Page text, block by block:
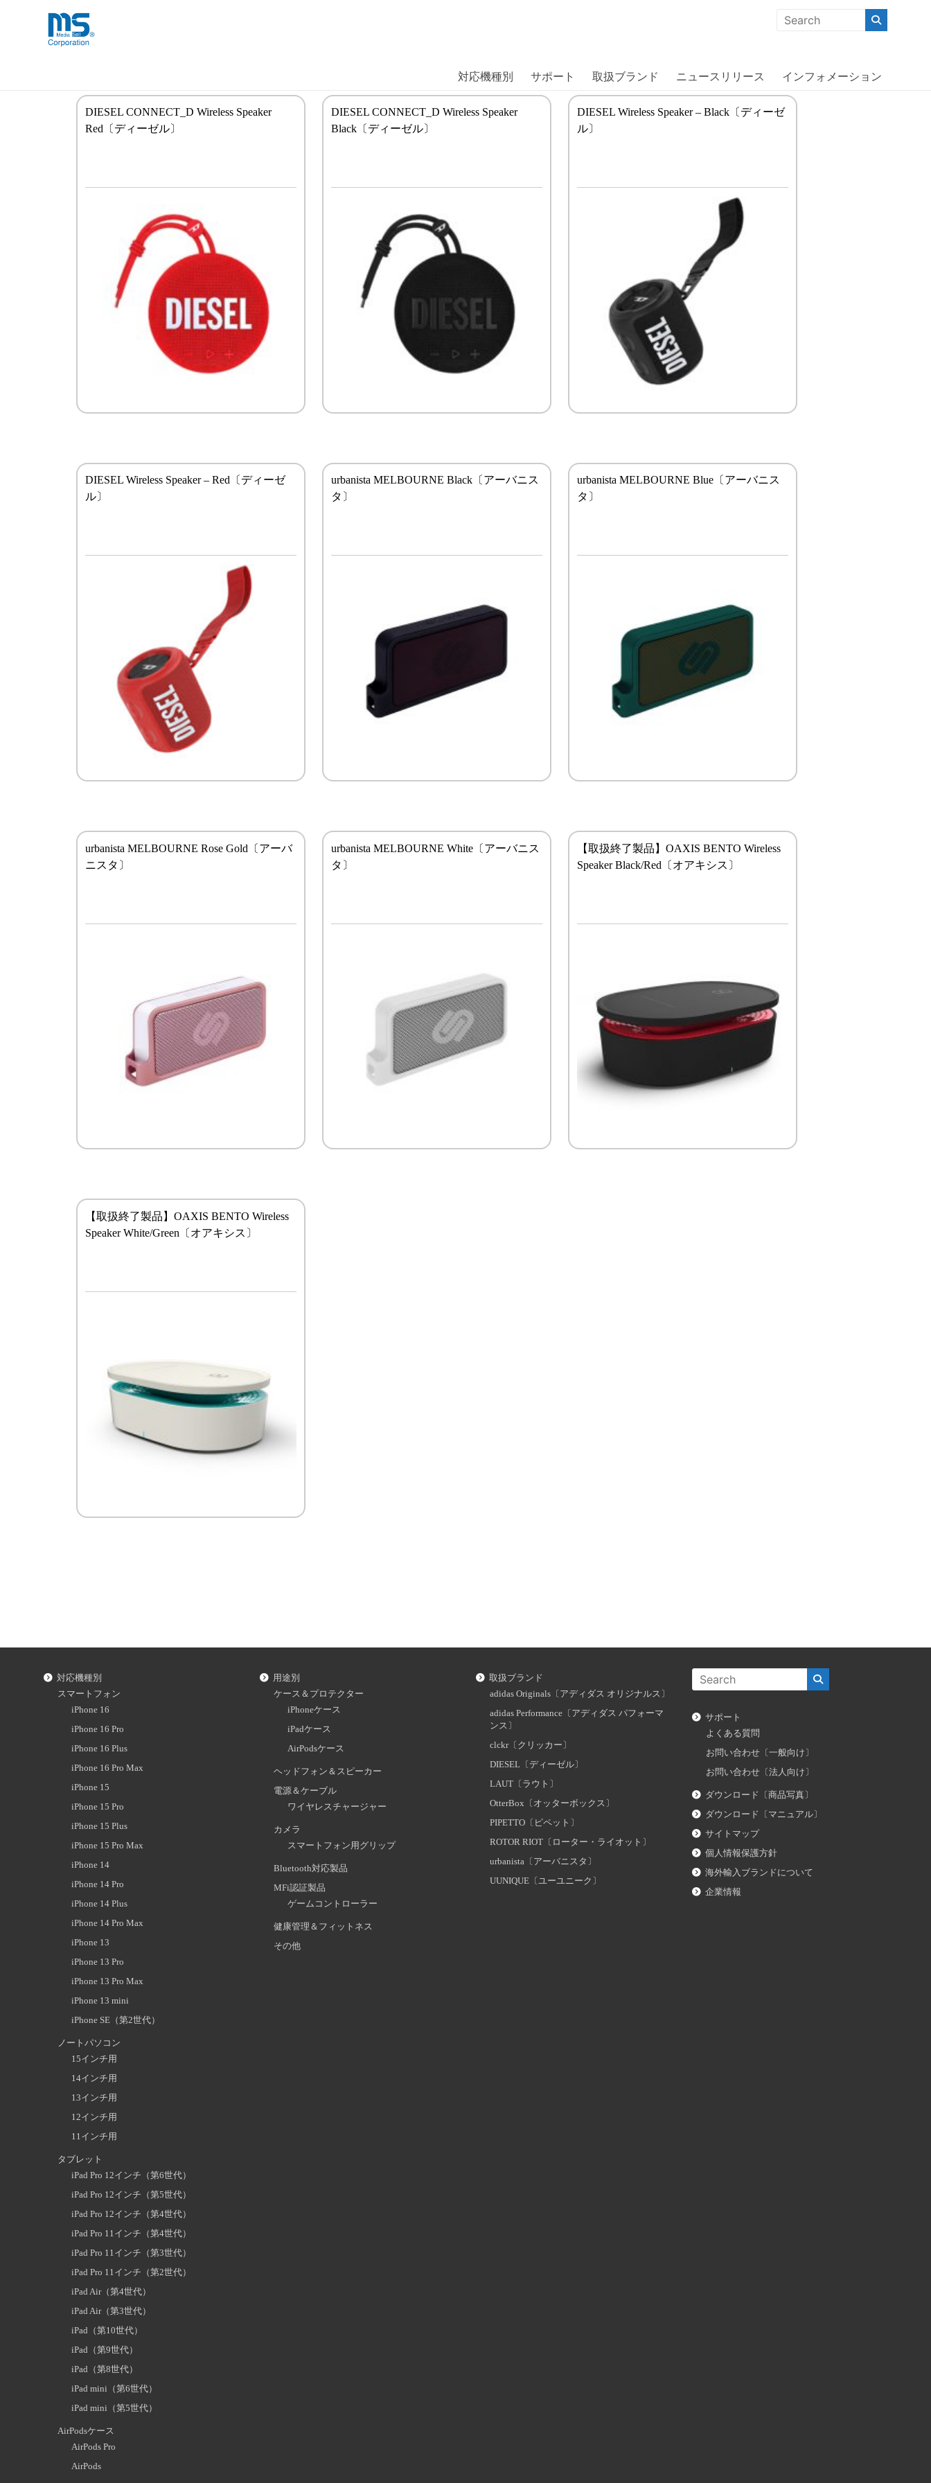
海外事業部が取り揃えている海外輸入商品には、日本では珍しい「海外ブランド」をはじめ「ユニークな商品」「機能的な商品」「コストパフォーマンスの高い商
対応機種別 サポート 取扱ブランド ニュースリリース インフォメーション
DIESEL CONNECT_D Wireless Speaker
Red〔ディーゼル〕
DIESEL CONNECT_D Wireless Speaker
Black〔ディーゼル〕
DIESEL Wireless Speaker – Black〔ディーゼ
ル〕
DIESEL Wireless Speaker – Red〔ディーゼ
ル〕
urbanista MELBOURNE Black〔アーバニス
タ〕
urbanista MELBOURNE Blue〔アーバニス
タ〕
urbanista MELBOURNE Rose Gold〔アーバ
ニスタ〕
urbanista MELBOURNE White〔アーバニス
タ〕
【取扱終了製品】OAXIS BENTO Wireless
Speaker Black/Red〔オアキシス〕
【取扱終了製品】OAXIS BENTO Wireless
Speaker White/Green〔オアキシス〕
対応機種別
スマートフォン
iPhone 16
iPhone 16 Pro
iPhone 16 Plus
iPhone 16 Pro Max
iPhone 15
iPhone 15 Pro
iPhone 15 Plus
iPhone 15 Pro Max
iPhone 14
iPhone 14 Pro
iPhone 14 Plus
iPhone 14 Pro Max
iPhone 13
iPhone 13 Pro
iPhone 13 Pro Max
iPhone 13 mini
iPhone SE（第2世代）
ノートパソコン
15インチ用
14インチ用
13インチ用
12インチ用
11インチ用
タブレット
iPad Pro 12インチ（第6世代）
iPad Pro 12インチ（第5世代）
iPad Pro 12インチ（第4世代）
iPad Pro 11インチ（第4世代）
iPad Pro 11インチ（第3世代）
iPad Pro 11インチ（第2世代）
iPad Air（第4世代）
iPad Air（第3世代）
iPad（第10世代）
iPad（第9世代）
iPad（第8世代）
iPad mini（第6世代）
iPad mini（第5世代）
AirPodsケース
AirPods Pro
AirPods
用途別
ケース＆プロテクター
iPhoneケース
iPadケース
AirPodsケース
ヘッドフォン＆スピーカー
電源＆ケーブル
ワイヤレスチャージャー
カメラ
スマートフォン用グリップ
Bluetooth対応製品
MFi認証製品
ゲームコントローラー
健康管理＆フィットネス
その他
取扱ブランド
adidas Originals〔アディダス オリジナルス〕
adidas Performance〔アディダス パフォーマ
ンス〕
clckr〔クリッカー〕
DIESEL〔ディーゼル〕
LAUT〔ラウト〕
OtterBox〔オッターボックス〕
PIPETTO〔ピペット〕
ROTOR RIOT〔ローター・ライオット〕
urbanista〔アーバニスタ〕
UUNIQUE〔ユーユニーク〕
サポート
よくある質問
お問い合わせ〔一般向け〕
お問い合わせ〔法人向け〕
ダウンロード〔商品写真〕
ダウンロード〔マニュアル〕
サイトマップ
個人情報保護方針
海外輸入ブランドについて
企業情報